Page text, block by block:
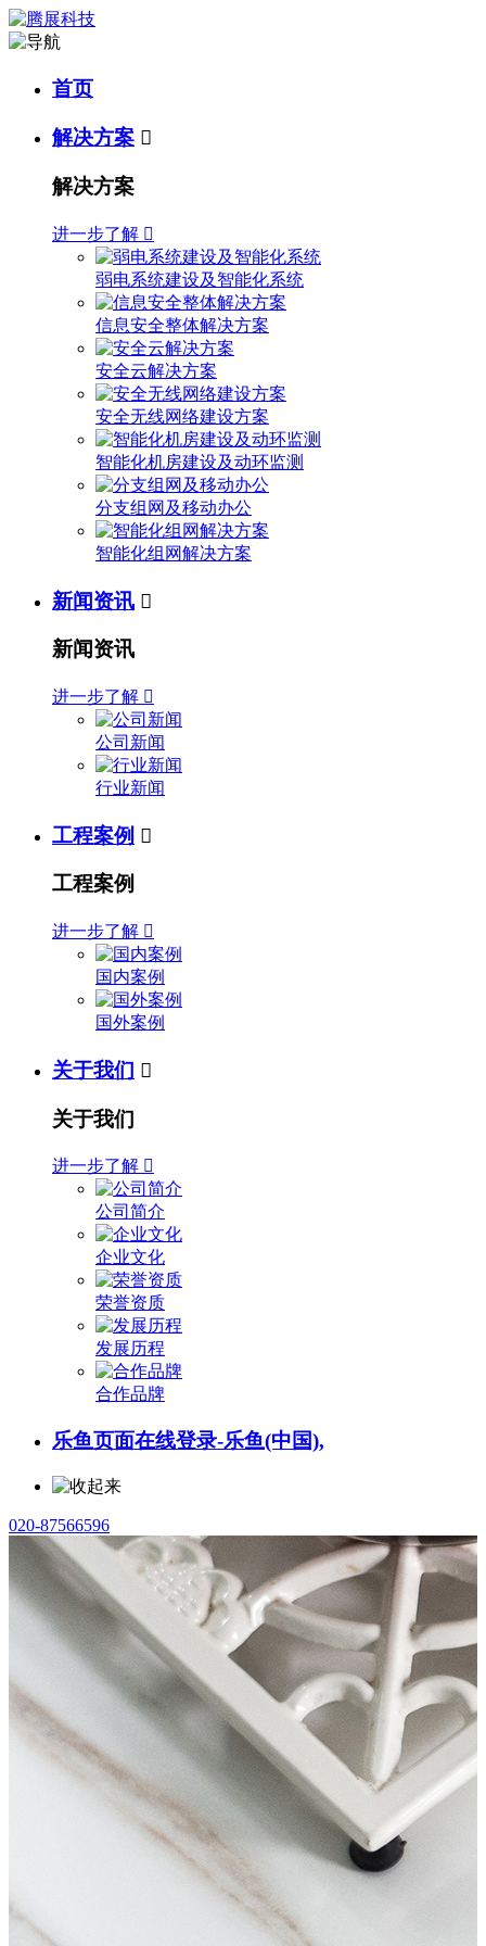
首页
解决方案 
解决方案
进一步了解 
弱电系统建设及智能化系统
信息安全整体解决方案
安全云解决方案
安全无线网络建设方案
智能化机房建设及动环监测
分支组网及移动办公
智能化组网解决方案
新闻资讯 
新闻资讯
进一步了解 
公司新闻
行业新闻
工程案例 
工程案例
进一步了解 
国内案例
国外案例
关于我们 
关于我们
进一步了解 
公司简介
企业文化
荣誉资质
发展历程
合作品牌
乐鱼页面在线登录-乐鱼(中国),
020-87566596